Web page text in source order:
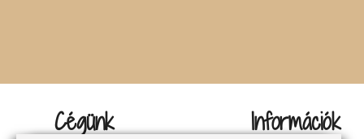
Cégünk Információk